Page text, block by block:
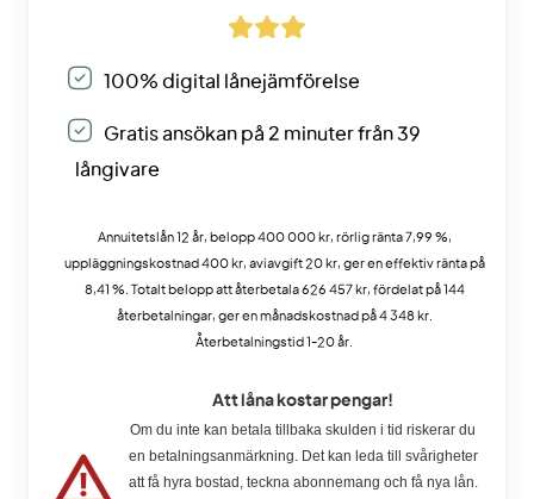
100% digital lånejämförelse
Gratis ansökan på 2 minuter från 39
långivare
Annuitetslån 12 år, belopp 400 000 kr, rörlig ränta 7,99 %,
uppläggningskostnad 400 kr, aviavgift 20 kr, ger en effektiv ränta på
8,41 %. Totalt belopp att återbetala 626 457 kr, fördelat på 144
återbetalningar, ger en månadskostnad på 4 348 kr.
Återbetalningstid 1-20 år.
Att låna kostar pengar!
Om du inte kan betala tillbaka skulden i tid riskerar du
en betalningsanmärkning. Det kan leda till svårigheter
att få hyra bostad, teckna abonnemang och få nya lån.